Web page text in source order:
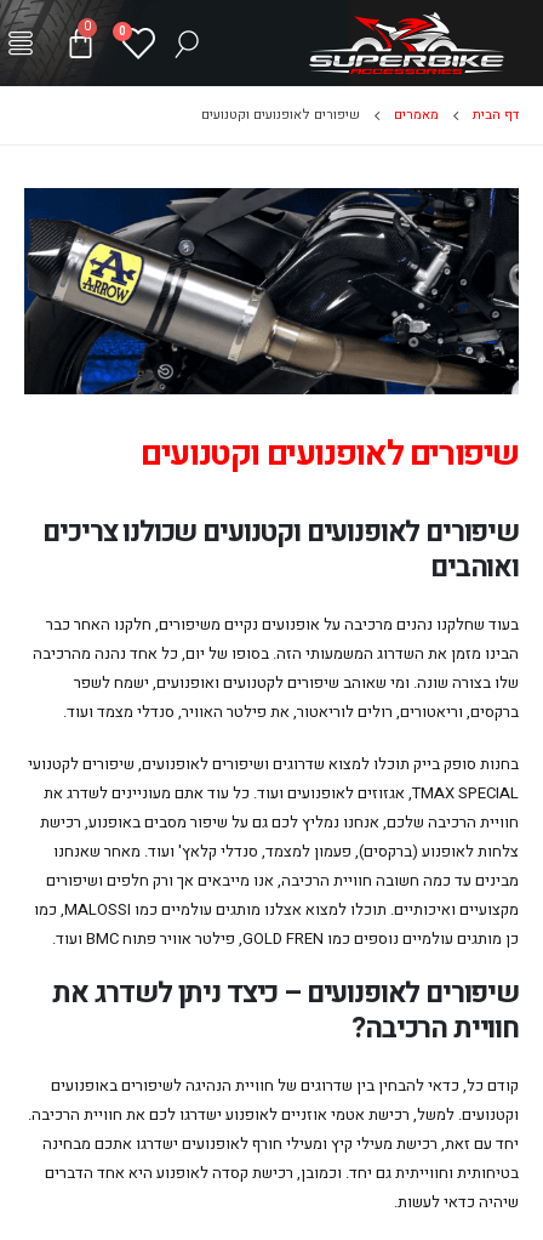
0
0
דף הבית מאמרים שיפורים לאופנועים וקטנועים
שיפורים לאופנועים וקטנועים
שיפורים לאופנועים וקטנועים שכולנו צריכים
ואוהבים
בעוד שחלקנו נהנים מרכיבה על אופנועים נקיים משיפורים, חלקנו האחר כבר
הבינו מזמן את השדרוג המשמעותי הזה. בסופו של יום, כל אחד נהנה מהרכיבה
שלו בצורה שונה. ומי שאוהב שיפורים לקטנועים ואופנועים, ישמח לשפר
ברקסים, וריאטורים, רולים לוריאטור, את פילטר האוויר, סנדלי מצמד ועוד.
בחנות סופק בייק תוכלו למצוא שדרוגים ושיפורים לאופנועים, שיפורים לקטנועי
TMAX SPECIAL, אגזוזים לאופנועים ועוד. כל עוד אתם מעוניינים לשדרג את
חוויית הרכיבה שלכם, אנחנו נמליץ לכם גם על שיפור מסבים באופנוע, רכישת
צלחות לאופנוע (ברקסים), פעמון למצמד, סנדלי קלאץ' ועוד. מאחר שאנחנו
מבינים עד כמה חשובה חוויית הרכיבה, אנו מייבאים אך ורק חלפים ושיפורים
מקצועיים ואיכותיים. תוכלו למצוא אצלנו מותגים עולמיים כמו MALOSSI, כמו
כן מותגים עולמיים נוספים כמו GOLD FREN, פילטר אוויר פתוח BMC ועוד.
שיפורים לאופנועים – כיצד ניתן לשדרג את
חוויית הרכיבה?
קודם כל, כדאי להבחין בין שדרוגים של חוויית הנהיגה לשיפורים באופנועים
וקטנועים. למשל, רכישת אטמי אוזניים לאופנוע ישדרגו לכם את חוויית הרכיבה.
יחד עם זאת, רכישת מעילי קיץ ומעילי חורף לאופנועים ישדרגו אתכם מבחינה
בטיחותית וחווייתית גם יחד. וכמובן, רכישת קסדה לאופנוע היא אחד הדברים
שיהיה כדאי לעשות.